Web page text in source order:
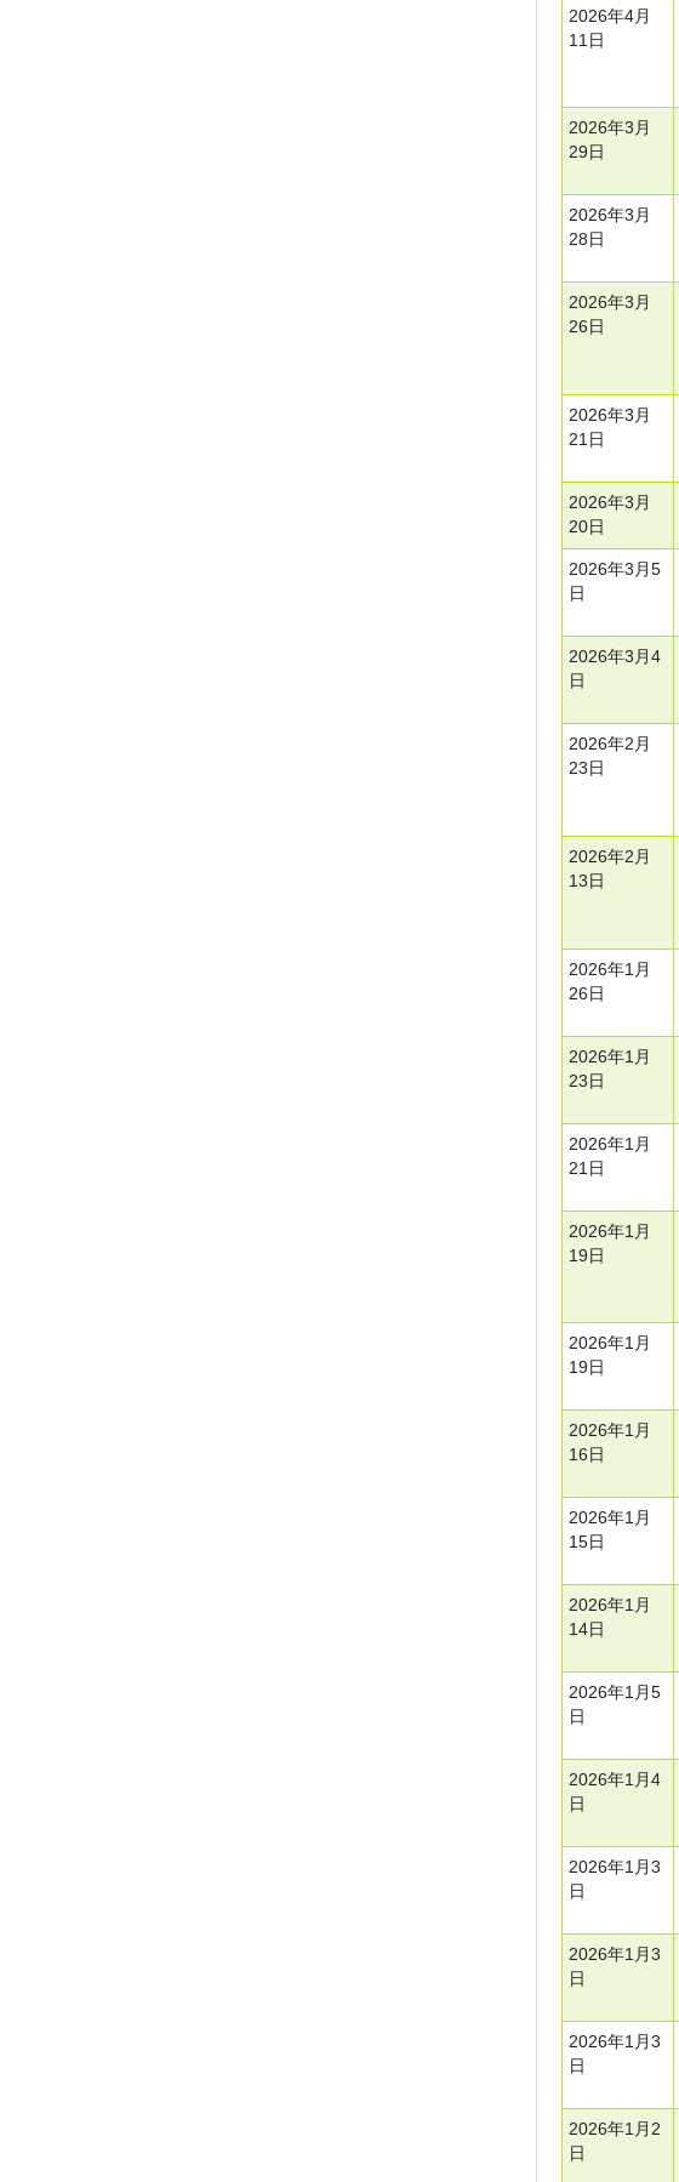
2026年4月
11日
2026年3月
29日
2026年3月
28日
2026年3月
26日
2026年3月
21日
2026年3月
20日
2026年3月5
日
2026年3月4
日
2026年2月
23日
2026年2月
13日
2026年1月
26日
2026年1月
23日
2026年1月
21日
2026年1月
19日
2026年1月
19日
2026年1月
16日
2026年1月
15日
2026年1月
14日
2026年1月5
日
2026年1月4
日
2026年1月3
日
2026年1月3
日
2026年1月3
日
2026年1月2
日